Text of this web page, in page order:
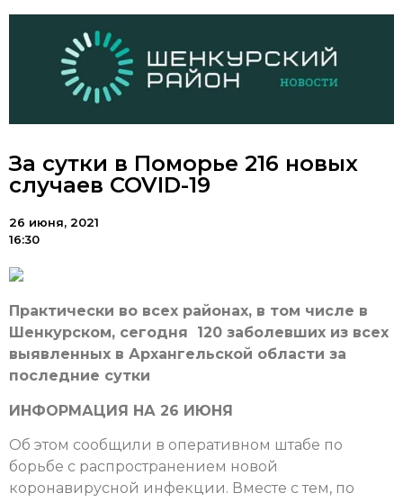
За сутки в Поморье 216 новых
случаев COVID-19
26 июня, 2021
16:30
Практически во всех районах, в том числе в
Шенкурском, сегодня 120 заболевших из всех
выявленных в Архангельской области за
последние сутки
ИНФОРМАЦИЯ НА 26 ИЮНЯ
Об этом сообщили в оперативном штабе по
борьбе с распространением новой
коронавирусной инфекции. Вместе с тем, по